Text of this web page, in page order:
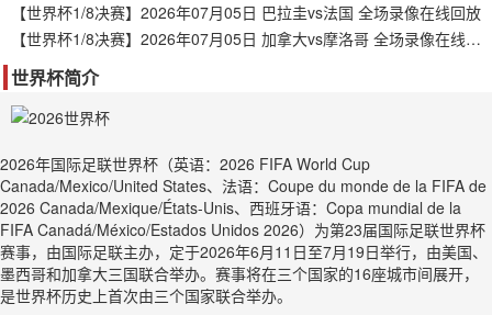
【世界杯1/8决赛】2026年07月05日 巴拉圭vs法国 全场录像在线回放
【世界杯1/8决赛】2026年07月05日 加拿大vs摩洛哥 全场录像在线回放
世界杯简介
2026年国际足联世界杯（英语：2026 FIFA World Cup
Canada/Mexico/United States、法语：Coupe du monde de la FIFA de
2026 Canada/Mexique/États-Unis、西班牙语：Copa mundial de la
FIFA Canadá/México/Estados Unidos 2026）为第23届国际足联世界杯
赛事，由国际足联主办，定于2026年6月11日至7月19日举行，由美国、
墨西哥和加拿大三国联合举办。赛事将在三个国家的16座城市间展开，
是世界杯历史上首次由三个国家联合举办。